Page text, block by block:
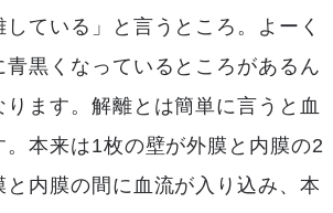
ている」と言うところ。よーく
黒くなっているところがあるん
ます。解離とは簡単に言うと血
本来は1枚の壁が外膜と内膜の2
内膜の間に血流が入り込み、本